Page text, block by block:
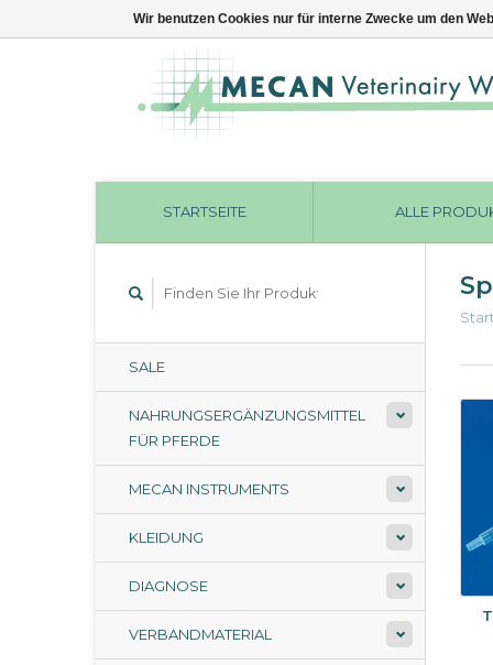
STARTSEITE ALLE
SALE
NAHRUNGSERGÄNZUNGSMITTEL
FÜR PFERDE
MECAN INSTRUMENTS
KLEIDUNG
DIAGNOSE
VERBANDMATERIAL
Wir benutzen Cookies nur für interne Zwecke um den